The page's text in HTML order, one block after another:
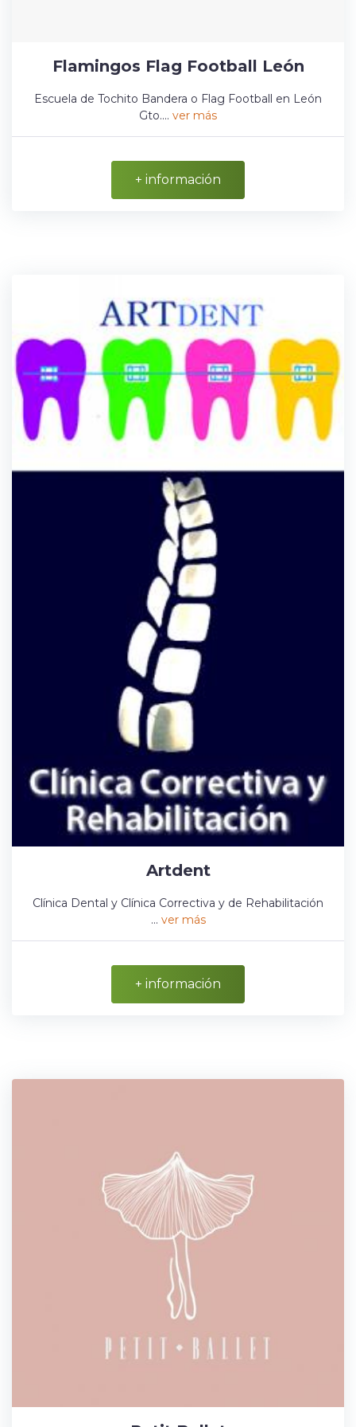
Flamingos Flag Football León
Escuela de Tochito Bandera o Flag Football en León
Gto.... ver más
+ información
Artdent
Clínica Dental y Clínica Correctiva y de Rehabilitación
... ver más
+ información